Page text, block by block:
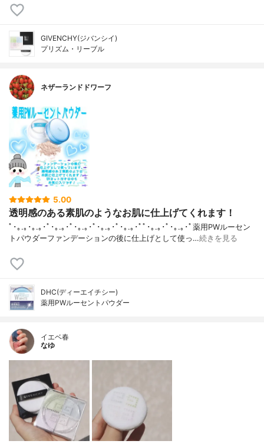
GIVENCHY(ジバンシイ)
プリズム・リーブル
ネザーランドドワーフ
5.00
透明感のある素肌のようなお肌に仕上げてくれます！
ﾟ･｡.｡･｡.｡･ﾟ･｡.｡･ﾟ･｡.｡･ﾟ･｡.｡･ﾟ･｡.｡･ﾟﾟ･｡.｡･ﾟ･｡.｡･ﾟ薬用PWルーセン
トパウダーファンデーションの後に仕上げとして使っ…続きを見る
DHC(ディーエイチシー)
薬用PWルーセントパウダー
イエベ春
なゆ